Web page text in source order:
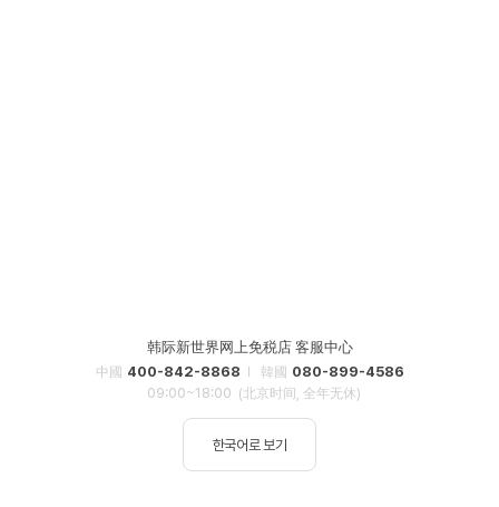
韩际新世界网上免税店 客服中心
中國 400-842-8868 韓國 080-899-4586
09:00~18:00 (北京时间, 全年无休)
한국어로 보기